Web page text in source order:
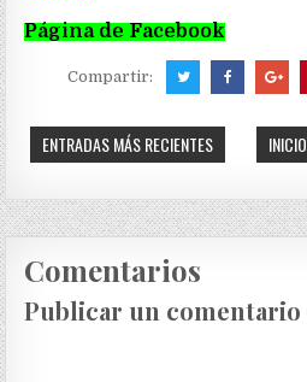
Página de Facebook
Compartir:
ENTRADAS MÁS RECIENTES INICIO
Comentarios
Publicar un comentario